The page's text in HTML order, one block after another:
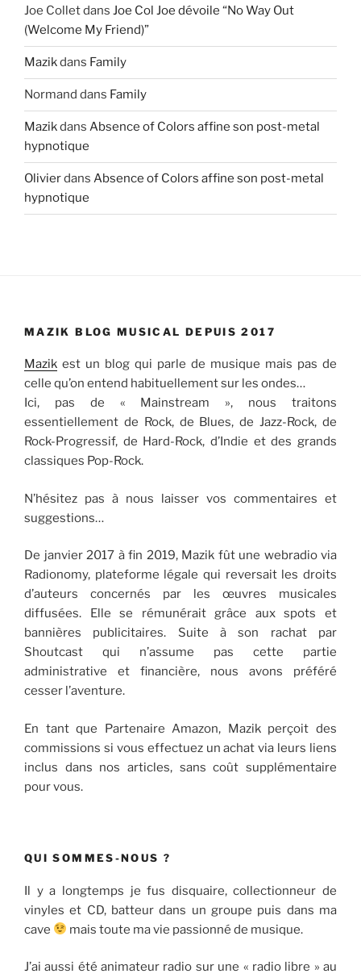
Joe Colletdans Joe Col Joe dévoile “No Way Out
(Welcome My Friend)”
Mazikdans Family
Normand dans Family
Mazikdans Absence of Colors affine son post-metal
hypnotique
Olivierdans Absence of Colors affine son post-metal
hypnotique
MAZIK BLOG MUSICAL DEPUIS 2017
Mazik est un blog qui parle de musique mais pas de
celle qu’on entend habituellement sur les ondes…
Ici, pas de « Mainstream », nous traitons
essentiellement de Rock, de Blues, de Jazz-Rock, de
Rock-Progressif, de Hard-Rock, d’Indie et des grands
classiques Pop-Rock.
N’hésitez pas à nous laisser vos commentaires et
suggestions…
De janvier 2017 à fin 2019, Mazik fût une webradio via
Radionomy, plateforme légale qui reversait les droits
d’auteurs concernés par les œuvres musicales
diffusées. Elle se rémunérait grâce aux spots et
bannières publicitaires. Suite à son rachat par
Shoutcast qui n’assume pas cette partie
administrative et financière, nous avons préféré
cesser l’aventure.
En tant que Partenaire Amazon, Mazik perçoit des
commissions si vous effectuez un achat via leurs liens
inclus dans nos articles, sans coût supplémentaire
pour vous.
QUI SOMMES-NOUS ?
Il y a longtemps je fus disquaire, collectionneur de
vinyles et CD, batteur dans un groupe puis dans ma
cave
mais toute ma vie passionné de musique.
J’ai aussi été animateur radio sur une « radio libre » au